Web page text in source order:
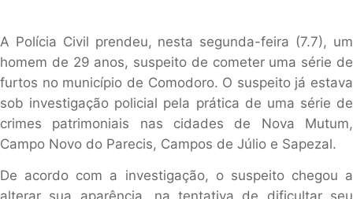
A Polícia Civil prendeu, nesta segunda-feira (7.7), um
homem de 29 anos, suspeito de cometer uma série de
furtos no município de Comodoro. O suspeito já estava
sob investigação policial pela prática de uma série de
crimes patrimoniais nas cidades de Nova Mutum,
Campo Novo do Parecis, Campos de Júlio e Sapezal.
De acordo com a investigação, o suspeito chegou a